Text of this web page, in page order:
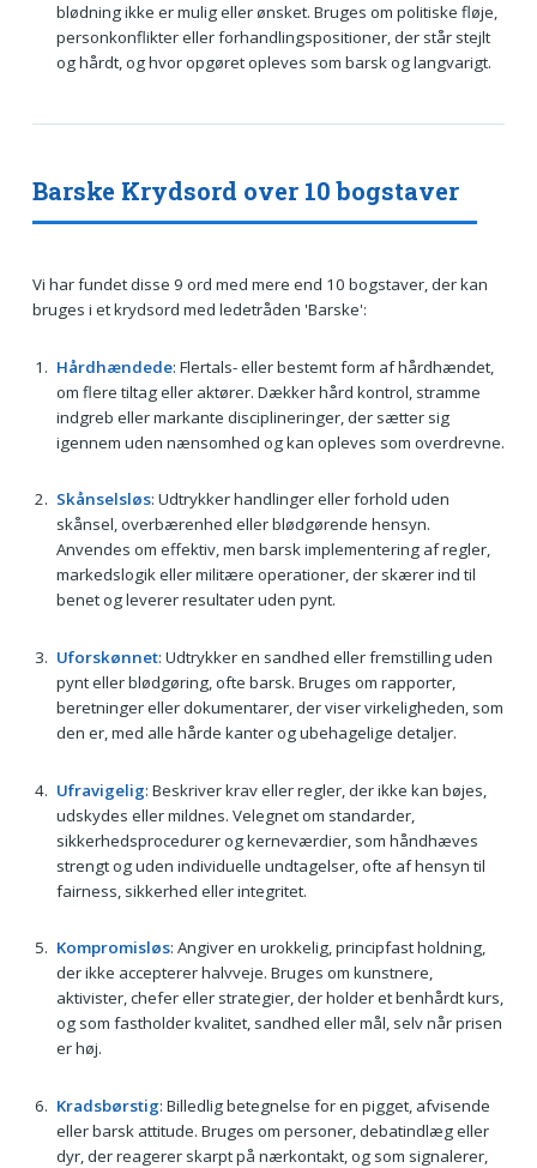
blødning ikke er mulig eller ønsket. Bruges om politiske fløje,
personkonflikter eller forhandlingspositioner, der står stejlt
og hårdt, og hvor opgøret opleves som barsk og langvarigt.
Barske Krydsord over 10 bogstaver
Vi har fundet disse 9 ord med mere end 10 bogstaver, der kan
bruges i et krydsord med ledetråden 'Barske':
Hårdhændede: Flertals- eller bestemt form af hårdhændet,
om flere tiltag eller aktører. Dækker hård kontrol, stramme
indgreb eller markante disciplineringer, der sætter sig
igennem uden nænsomhed og kan opleves som overdrevne.
Skånselsløs: Udtrykker handlinger eller forhold uden
skånsel, overbærenhed eller blødgørende hensyn.
Anvendes om effektiv, men barsk implementering af regler,
markedslogik eller militære operationer, der skærer ind til
benet og leverer resultater uden pynt.
Uforskønnet: Udtrykker en sandhed eller fremstilling uden
pynt eller blødgøring, ofte barsk. Bruges om rapporter,
beretninger eller dokumentarer, der viser virkeligheden, som
den er, med alle hårde kanter og ubehagelige detaljer.
Ufravigelig: Beskriver krav eller regler, der ikke kan bøjes,
udskydes eller mildnes. Velegnet om standarder,
sikkerhedsprocedurer og kerneværdier, som håndhæves
strengt og uden individuelle undtagelser, ofte af hensyn til
fairness, sikkerhed eller integritet.
Kompromisløs: Angiver en urokkelig, principfast holdning,
der ikke accepterer halvveje. Bruges om kunstnere,
aktivister, chefer eller strategier, der holder et benhårdt kurs,
og som fastholder kvalitet, sandhed eller mål, selv når prisen
er høj.
Kradsbørstig: Billedlig betegnelse for en pigget, afvisende
eller barsk attitude. Bruges om personer, debatindlæg eller
dyr, der reagerer skarpt på nærkontakt, og som signalerer,